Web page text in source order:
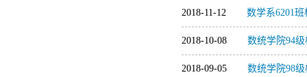
2018-11-12 数学系6201
2018-10-08 数统学院94
2018-09-05 数统学院98